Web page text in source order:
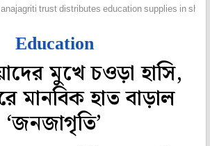
trust distributes education supplies in
Education
মুখে চওড়া হাসি,
মানবিক হাত বাড়াল
‘জনজাগৃতি’